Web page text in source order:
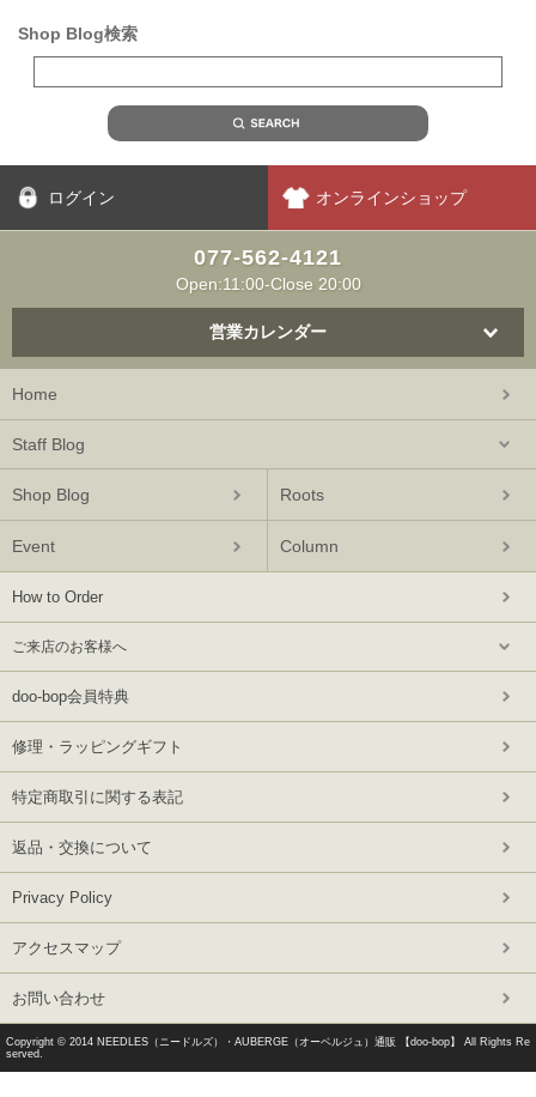
Shop Blog検索
ログイン オンラインショップ
077-562-4121
Open:11:00-Close 20:00
営業カレンダー
Home
Staff Blog
Shop Blog Roots
Event Column
How to Order
ご来店のお客様へ
doo-bop会員特典
修理・ラッピングギフト
特定商取引に関する表記
返品・交換について
Privacy Policy
アクセスマップ
お問い合わせ
Copyright © 2014 NEEDLES（ニードルズ）・AUBERGE（オーベルジュ）通販 【doo-bop】
All Rights Re
served.